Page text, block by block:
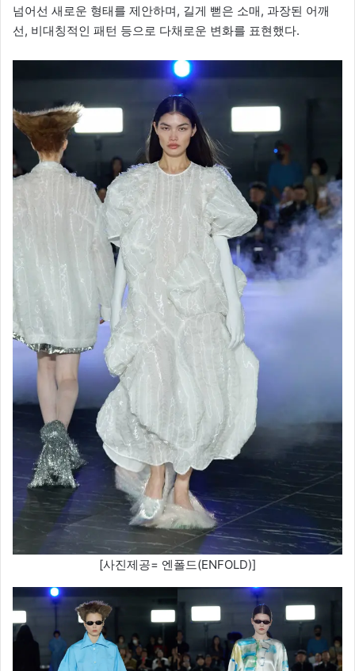
넘어선 새로운 형태를 제안하며, 길게 뻗은 소매, 과장된 어깨
선, 비대칭적인 패턴 등으로 다채로운 변화를 표현했다.
[사진제공= 엔폴드(ENFOLD)]